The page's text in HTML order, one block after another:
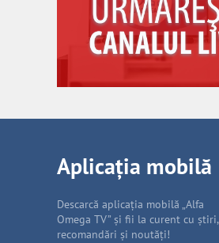
Aplicația mobilă
Descarcă aplicația mobilă „Alfa
Omega TV” și fii la curent cu știri,
recomandări și noutăți!